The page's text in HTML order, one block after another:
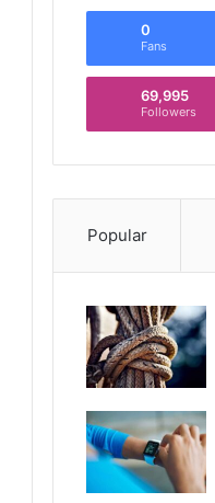
0
Fans
69,995
Followers
Popular